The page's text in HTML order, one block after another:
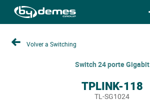
Volver a Switching
Switch 24 porte Gigabit
TPLINK-118
TL-SG1024